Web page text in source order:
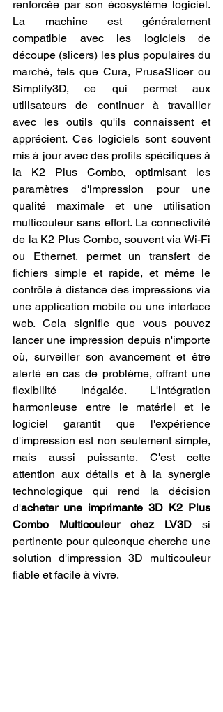
renforcée par son écosystème logiciel.
La machine est généralement
compatible avec les logiciels de
découpe (slicers) les plus populaires du
marché, tels que Cura, PrusaSlicer ou
Simplify3D, ce qui permet aux
utilisateurs de continuer à travailler
avec les outils qu'ils connaissent et
apprécient. Ces logiciels sont souvent
mis à jour avec des profils spécifiques à
la K2 Plus Combo, optimisant les
paramètres d'impression pour une
qualité maximale et une utilisation
multicouleur sans effort. La connectivité
de la K2 Plus Combo, souvent via Wi-Fi
ou Ethernet, permet un transfert de
fichiers simple et rapide, et même le
contrôle à distance des impressions via
une application mobile ou une interface
web. Cela signifie que vous pouvez
lancer une impression depuis n'importe
où, surveiller son avancement et être
alerté en cas de problème, offrant une
flexibilité inégalée. L'intégration
harmonieuse entre le matériel et le
logiciel garantit que l'expérience
d'impression est non seulement simple,
mais aussi puissante. C'est cette
attention aux détails et à la synergie
technologique qui rend la décision
d'acheter une imprimante 3D K2 Plus
Combo Multicouleur chez LV3D si
pertinente pour quiconque cherche une
solution d'impression 3D multicouleur
fiable et facile à vivre.